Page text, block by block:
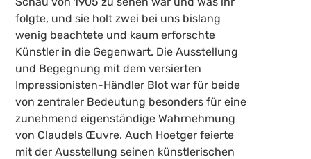
folgte, und sie holt zwei bei uns bislang
wenig beachtete und kaum erforschte
Künstler in die Gegenwart. Die Ausstellung
und Begegnung mit dem versierten
Impressionisten-Händler Blot war für beide
von zentraler Bedeutung besonders für eine
zunehmend eigenständige Wahrnehmung
von Claudels Œuvre. Auch Hoetger feierte
mit der Ausstellung seinen künstlerischen